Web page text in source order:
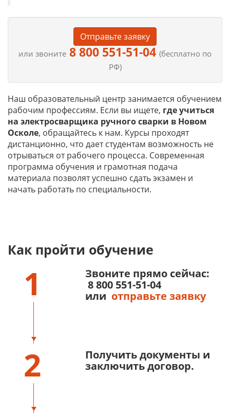
Отправьте заявку
или звоните 8 800 551-51-04 (бесплатно по
РФ)
Наш образовательный центр занимается обучением
рабочим профессиям. Если вы ищете, где учиться
на электросварщика ручного сварки в Новом
Осколе, обращайтесь к нам. Курсы проходят
дистанционно, что дает студентам возможность не
отрываться от рабочего процесса. Современная
программа обучения и грамотная подача
материала позволят успешно сдать экзамен и
начать работать по специальности.
Как пройти обучение
1
Звоните прямо сейчас:
8 800 551-51-04
или отправьте заявку
2
Получить документы и
заключить договор.